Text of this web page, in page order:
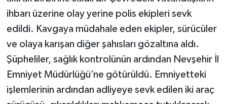
ihbarı üzerine olay yerine polis ekipleri sevk
edildi. Kavgaya müdahale eden ekipler, sürücüler
ve olaya karışan diğer şahısları gözaltına aldı.
Şüpheliler, sağlık kontrolünün ardından Nevşehir İl
Emniyet Müdürlüğü’ne götürüldü. Emniyetteki
işlemlerinin ardından adliyeye sevk edilen iki araç